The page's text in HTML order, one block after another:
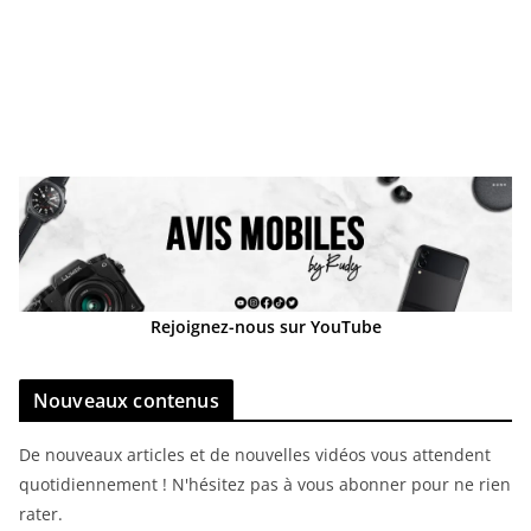
Rejoignez-nous sur YouTube
Nouveaux contenus
De nouveaux articles et de nouvelles vidéos vous attendent
quotidiennement ! N'hésitez pas à vous abonner pour ne rien
rater.